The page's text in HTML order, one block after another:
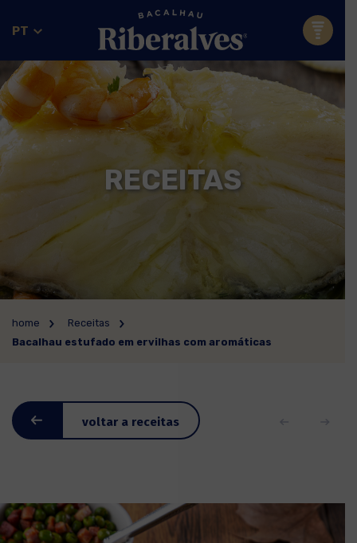
PT
RECEITAS
home
Receitas
Bacalhau estufado em ervilhas com aromáticas
voltar a receitas